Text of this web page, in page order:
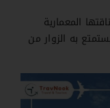
المعمارية
به الزوار من